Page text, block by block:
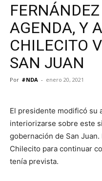
AGENDA, Y
CHILECITO
SAN JUAN
Por #NDA - enero 20, 2021
El presidente modificó su
interiorizarse sobre este
gobernación de San
Chilecito para continuar
tenía prevista.